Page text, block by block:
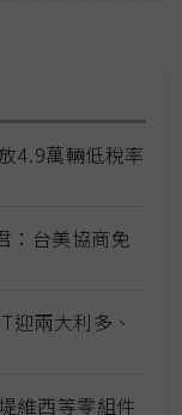
4.9萬輛低稅率
台美協商免
兩大利多、
維西等零組件